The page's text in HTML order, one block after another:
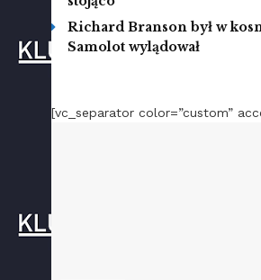
Richard Branson był w
Samolot wylądował
[vc_separator color=”custom”